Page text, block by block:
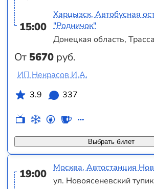
15:00
От 5670 руб.
Харцызск, Автобусная
"Родничок"
Донецкая область,
Выбрать билет
ИП Некрасов И.А.
3.9
337
19:00
Москва, Автостанция
ул. Новоясеневский